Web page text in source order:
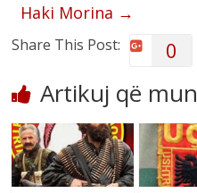
Haki Morina →
Share This Post: 0
Artikuj që